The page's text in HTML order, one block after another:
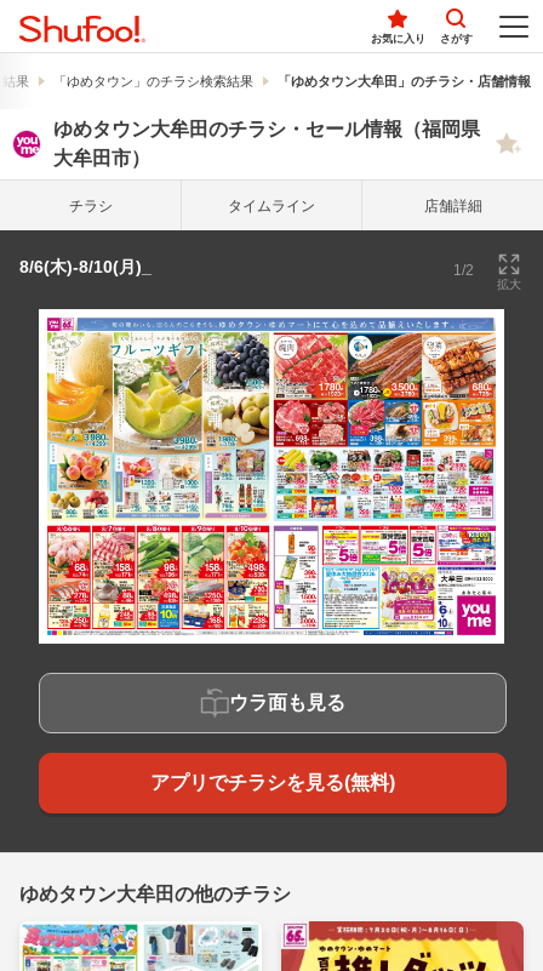
お気に入り さがす
結果 「ゆめタウン」のチラシ検索結果 「ゆめタウン大牟田」のチラシ・店舗情報
ゆめタウン大牟田のチラシ・セール情報（福岡県
大牟田市）
チラシ タイム ライン 店舗詳細
8/6(木)-8/10(月)_ 1/2
拡大
ウラ面も見る
アプリでチラシを見る(無料)
ゆめタウン大牟田の他のチラシ